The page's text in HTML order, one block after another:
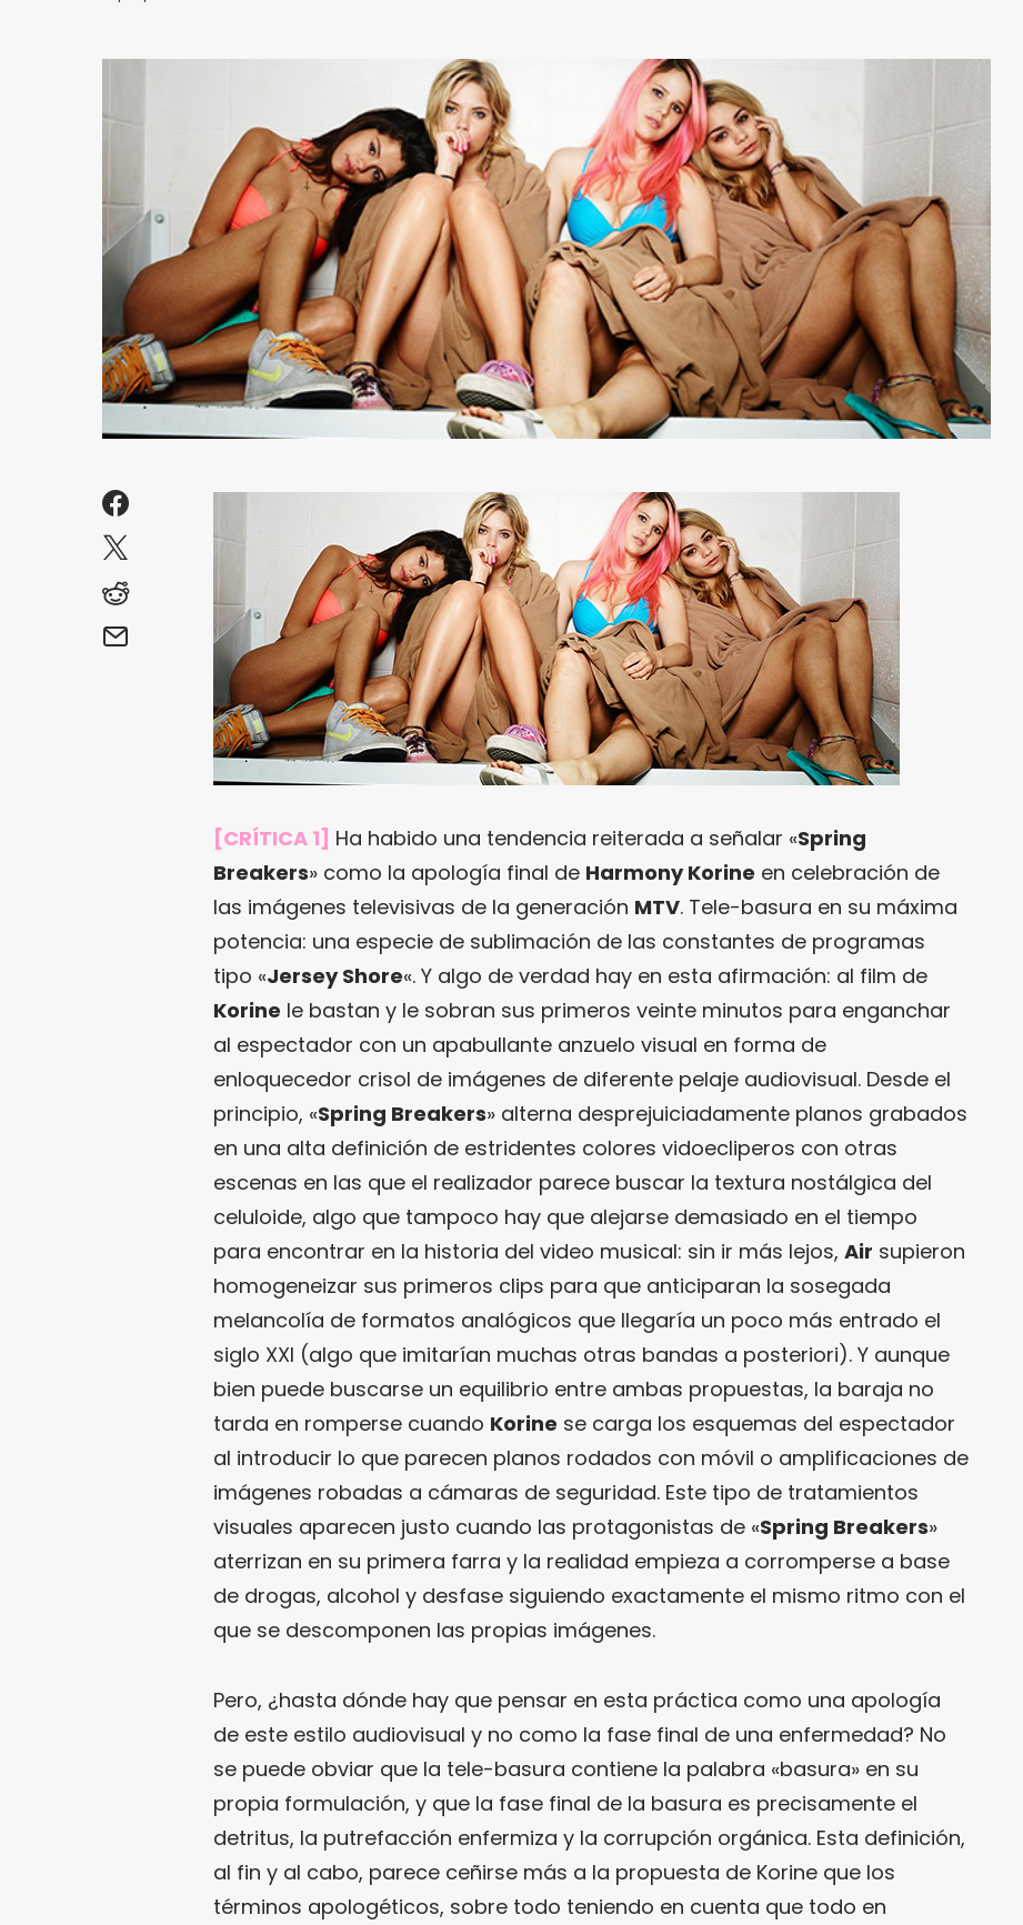
[CRÍTICA 1] Ha habido una tendencia reiterada a señalar «Spring
Breakers» como la apología final de Harmony Korine en celebración de
las imágenes televisivas de la generación MTV. Tele-basura en su máxima
potencia: una especie de sublimación de las constantes de programas
tipo «Jersey Shore«. Y algo de verdad hay en esta afirmación: al film de
Korine le bastan y le sobran sus primeros veinte minutos para enganchar
al espectador con un apabullante anzuelo visual en forma de
enloquecedor crisol de imágenes de diferente pelaje audiovisual. Desde el
principio, «Spring Breakers» alterna desprejuiciadamente planos grabados
en una alta definición de estridentes colores vidoecliperos con otras
escenas en las que el realizador parece buscar la textura nostálgica del
celuloide, algo que tampoco hay que alejarse demasiado en el tiempo
para encontrar en la historia del video musical: sin ir más lejos, Air supieron
homogeneizar sus primeros clips para que anticiparan la sosegada
melancolía de formatos analógicos que llegaría un poco más entrado el
siglo XXI (algo que imitarían muchas otras bandas a posteriori). Y aunque
bien puede buscarse un equilibrio entre ambas propuestas, la baraja no
tarda en romperse cuando Korine se carga los esquemas del espectador
al introducir lo que parecen planos rodados con móvil o amplificaciones de
imágenes robadas a cámaras de seguridad. Este tipo de tratamientos
visuales aparecen justo cuando las protagonistas de «Spring Breakers»
aterrizan en su primera farra y la realidad empieza a corromperse a base
de drogas, alcohol y desfase siguiendo exactamente el mismo ritmo con el
que se descomponen las propias imágenes.
Pero, ¿hasta dónde hay que pensar en esta práctica como una apología
de este estilo audiovisual y no como la fase final de una enfermedad? No
se puede obviar que la tele-basura contiene la palabra «basura» en su
propia formulación, y que la fase final de la basura es precisamente el
detritus, la putrefacción enfermiza y la corrupción orgánica. Esta definición,
al fin y al cabo, parece ceñirse más a la propuesta de Korine que los
términos apologéticos, sobre todo teniendo en cuenta que todo en